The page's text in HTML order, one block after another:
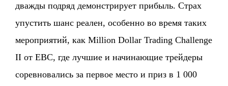
дважды подряд демонстрирует прибыль. Страх
упустить шанс реален, особенно во время таких
мероприятий, как Million Dollar Trading Challenge
II от EBC, где лучшие и начинающие трейдеры
соревновались за первое место и приз в 1 000